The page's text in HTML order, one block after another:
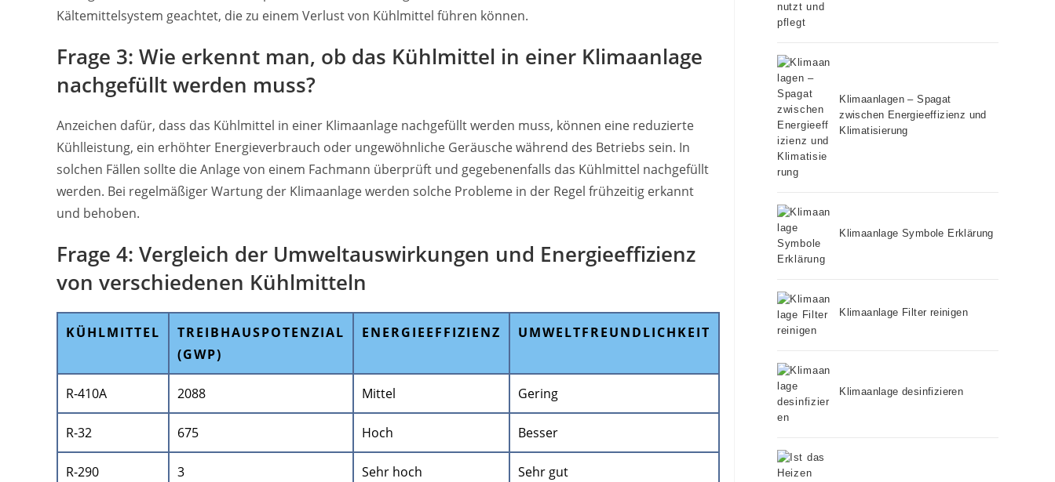
Kältemittelsystem geachtet, die zu einem Verlust von Kühlmittel führen können.
Frage 3: Wie erkennt man, ob das Kühlmittel in einer Klimaanlage
nachgefüllt werden muss?
Anzeichen dafür, dass das Kühlmittel in einer Klimaanlage nachgefüllt werden muss, können eine reduzierte
Kühlleistung, ein erhöhter Energieverbrauch oder ungewöhnliche Geräusche während des Betriebs sein. In
solchen Fällen sollte die Anlage von einem Fachmann überprüft und gegebenenfalls das Kühlmittel nachgefüllt
werden. Bei regelmäßiger Wartung der Klimaanlage werden solche Probleme in der Regel frühzeitig erkannt
und behoben.
Frage 4: Vergleich der Umweltauswirkungen und Energieeffizienz
von verschiedenen Kühlmitteln
KÜHLMITTEL
TREIBHAUSPOTENZIAL
(GWP)
ENERGIEEFFIZIENZ UMWELTFREUNDLICHKEIT
R-410A 2088 Mittel Gering
R-32 675 Hoch Besser
R-290 3 Sehr hoch Sehr gut
Klimaanlagen – Spagat
zwischen Energieeffizienz und
Klimatisierung
Klimaanlage Symbole Erklärung
Klimaanlage Filter reinigen
Klimaanlage desinfizieren